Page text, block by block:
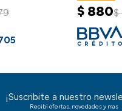
$ 880$
¡Suscribite a nuestro
Recibi ofertas, novedades y mas